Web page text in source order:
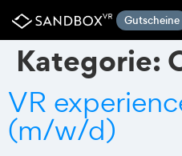
Gutscheine
Kategorie:
VR
(m/w/d)